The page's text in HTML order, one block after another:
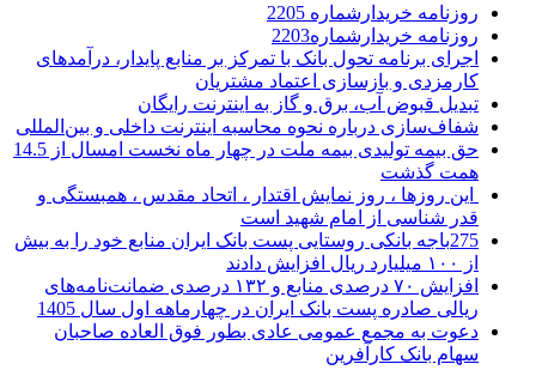
روزنامه خریدارشماره 2205
روزنامه خریدارشماره2203
اجرای برنامه تحول بانک با تمرکز بر منابع پایدار، درآمدهای
کارمزدی و بازسازی اعتماد مشتریان
تبدیل قبوض آب، برق و گاز به اینترنت رایگان
شفاف‌سازی درباره نحوه محاسبه اینترنت داخلی و بین‌المللی
حق بیمه تولیدی بیمه ملت در چهار ماه نخست امسال از 14.5
همت گذشت
این روزها ، روز نمایش اقتدار ، اتحاد مقدس ، همبستگی و
قدر شناسی از امام شهید است
275باجه بانکی روستایی پست بانک ایران منابع خود را به بیش
از ۱۰۰ میلیارد ریال افزایش دادند
افزایش ۷۰ درصدی منابع و ۱۳۲ درصدی ضمانت‌نامه‌های
ریالی صادره پست بانک ایران در چهارماهه اول سال 1405
دعوت به مجمع عمومی عادی بطور فوق العاده صاحبان
سهام بانک کارآفرین